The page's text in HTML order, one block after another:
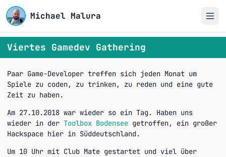
Michael Malura
Viertes Gamedev Gathering
Paar Game-Developer treffen sich jeden Monat um
Spiele zu coden, zu trinken, zu reden und eine gute
Zeit zu haben.
Am 27.10.2018 war wieder so ein Tag. Haben uns
wieder in der Toolbox Bodensee getroffen, ein großer
Hackspace hier in Süddeutschland.
Um 10 Uhr mit Club Mate gestartet und viel über